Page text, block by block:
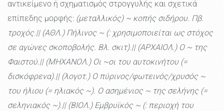
αντικείμενο ή σχηματισμός στρογγυλής και σχετικά
επίπεδης μορφής: (μεταλλικός) ~ κοπής σιδήρου. Πβ.
τροχός.|| (ΑΘΛ.) Πήλινος ~ (: χρησιμοποιείται ως στόχος
σε αγώνες σκοποβολής. Βλ. σκιτ).|| (ΑΡΧΑΙΟΛ.) Ο ~ της
Φαιστού.|| (ΜΗΧΑΝΟΛ.) Οι ~οι του αυτοκινήτου (=
δισκόφρενα).|| (λογοτ.) Ο πύρινος/φωτεινός/χρυσός ~
του ήλιου (= ηλιακός ~). Ο ασημένιος ~ της σελήνης (=
σεληνιακός ~).|| (ΒΙΟΛ.) Εμβρυϊκός ~ (: περιοχή του